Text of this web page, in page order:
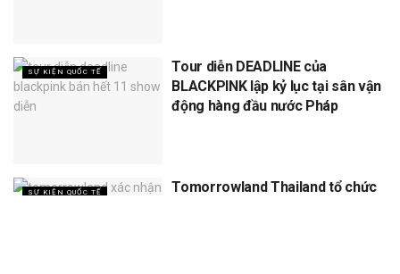
SỰ KIỆN QUỐC TẾ
Tour diễn DEADLINE của
BLACKPINK lập kỷ lục tại sân vận
động hàng đầu nước Pháp
SỰ KIỆN QUỐC TẾ
Tomorrowland Thailand tổ chức